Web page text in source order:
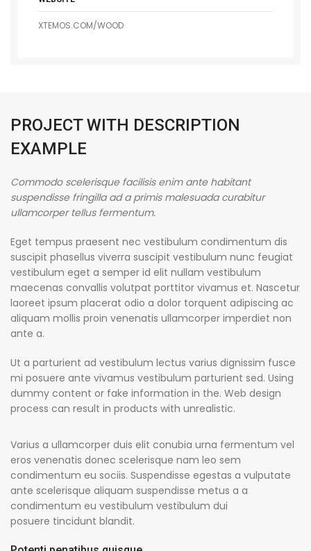
XTEMOS.COM/WOOD
PROJECT WITH DESCRIPTION
EXAMPLE
Commodo scelerisque facilisis enim ante habitant
suspendisse fringilla ad a primis malesuada curabitur
ullamcorper tellus fermentum.
Eget tempus praesent nec vestibulum condimentum dis
suscipit phasellus viverra suscipit vestibulum nunc feugiat
vestibulum eget a semper id elit nullam vestibulum
maecenas convallis volutpat porttitor vivamus et. Nascetur
laoreet ipsum placerat odio a dolor torquent adipiscing ac
aliquam mollis proin venenatis ullamcorper imperdiet non
ante a.
Ut a parturient ad vestibulum lectus varius dignissim fusce
mi posuere ante vivamus vestibulum parturient sed. Using
dummy content or fake information in the. Web design
process can result in products with unrealistic.
Varius a ullamcorper duis elit conubia urna fermentum vel
eros venenatis donec scelerisque nam leo sem
condimentum eu sociis. Suspendisse egestas a vulputate
ante scelerisque aliquam suspendisse metus a a
condimentum eu vestibulum vestibulum dui
posuere tincidunt blandit.